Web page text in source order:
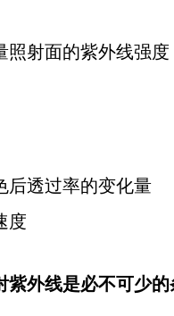
射面的紫外线强度
后透过率的变化量
度
紫外线是必不可少的